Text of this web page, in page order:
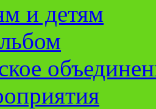
и детям